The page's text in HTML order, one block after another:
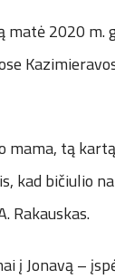
2020 m.
tą
kad bičiulio
Rakauskas.
į Jonavą –